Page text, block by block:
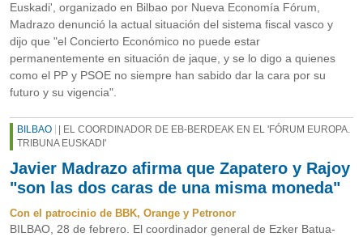
Euskadi', organizado en Bilbao por Nueva Economía Fórum,
Madrazo denunció la actual situación del sistema fiscal vasco y
dijo que "el Concierto Económico no puede estar
permanentemente en situación de jaque, y se lo digo a quienes
como el PP y PSOE no siempre han sabido dar la cara por su
futuro y su vigencia".
BILBAO
| EL COORDINADOR DE EB-BERDEAK EN EL 'FÓRUM EUROPA.
TRIBUNA EUSKADI'
Javier Madrazo afirma que Zapatero y Rajoy
"son las dos caras de una misma moneda"
Con el patrocinio de BBK, Orange y Petronor
BILBAO, 28 de febrero. El coordinador general de Ezker Batua-